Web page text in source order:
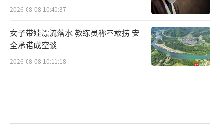
2026-08-08 10:40:37
女子带娃漂流落水 教练员称不敢捞 安
全承诺成空谈
2026-08-08 10:11:18